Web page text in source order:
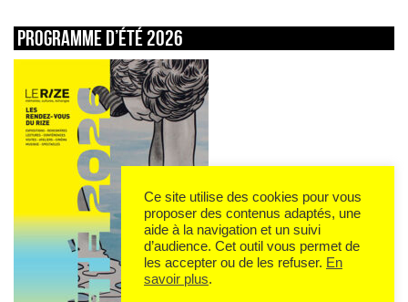
Programme d’été 2026
Ce site utilise des cookies pour vous
proposer des contenus adaptés, une
aide à la navigation et un suivi
d’audience. Cet outil vous permet de
les accepter ou de les refuser. En
savoir plus.